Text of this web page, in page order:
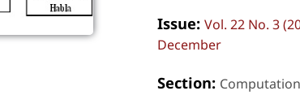
Issue: Vol. 22 No. 3
December
Section: